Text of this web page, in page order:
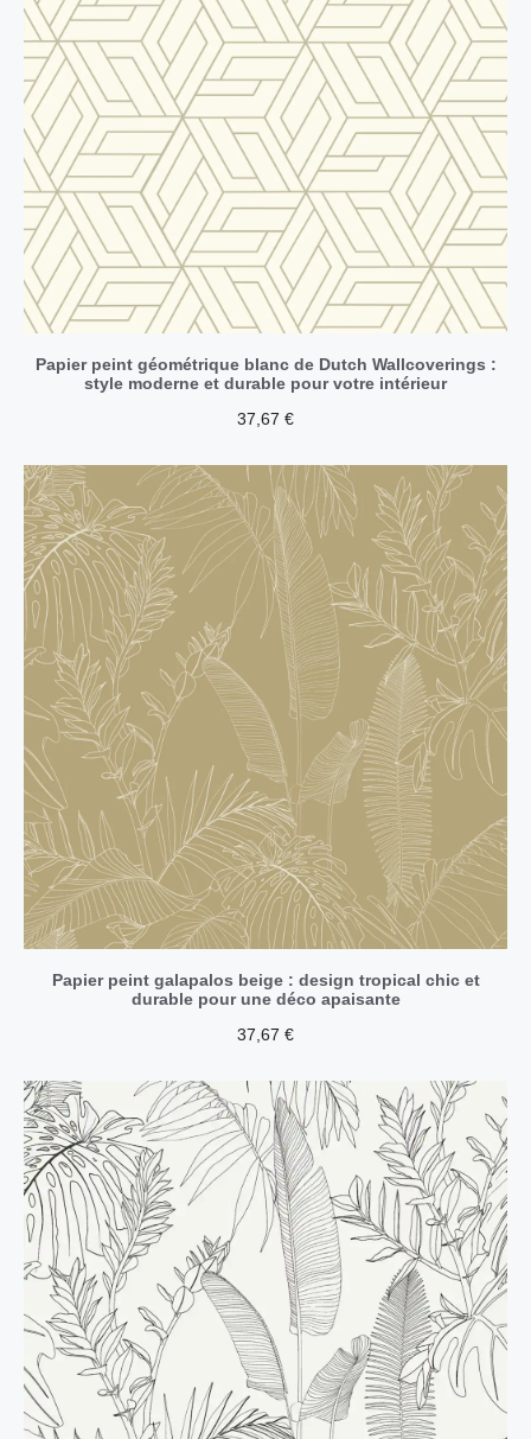
Papier peint géométrique blanc de Dutch Wallcoverings :
style moderne et durable pour votre intérieur
37,67 €
Papier peint galapalos beige : design tropical chic et
durable pour une déco apaisante
37,67 €